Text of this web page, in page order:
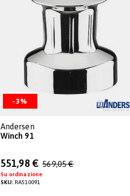
-3%
Andersen
Winch 91
Special
Price
551,98 € 569,05 €
Su ordinazione
SKU:RA510091